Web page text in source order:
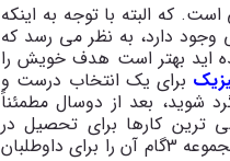
که البته با توجه به اینکه
دارد، به نظر می رسد که
اید بهتر است هدف خویش را
برای یک انتخاب درست و
شوید، بعد از دوسال مطمئناً
ترین کارها برای تحصیل در
است که مجموعه 3گام آن را برای داوطلبان